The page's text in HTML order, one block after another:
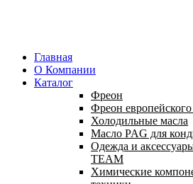
Главная
О Компании
Каталог
Фреон
Фреон европейского
Холодильные масла
Масло PAG для
Одежда и
TEAM
Химические